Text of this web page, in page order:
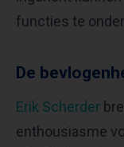
functies te
De
Erik Scherder
enthousiasme